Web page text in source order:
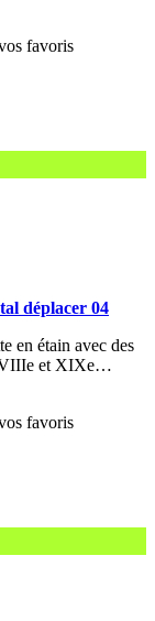
déplacer 04
en étain avec des
et XIXe…